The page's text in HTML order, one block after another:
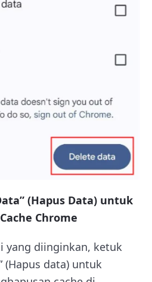
(Hapus Data) untuk
Chrome
yang diinginkan, ketuk
(Hapus data) untuk